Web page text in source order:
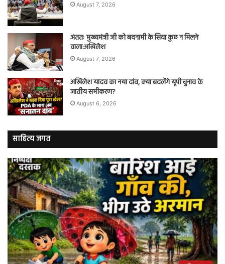
August 7, 2026
अंततः मुख्यमंत्री जी को बदनामी के सिवा कुछ न मिलने
वाला:अखिलेश
August 7, 2026
अखिलेश यादव का नया दांव, क्या बदलेंगे यूपी चुनाव के
जातीय समीकरण?
August 6, 2026
साहित्य जगत